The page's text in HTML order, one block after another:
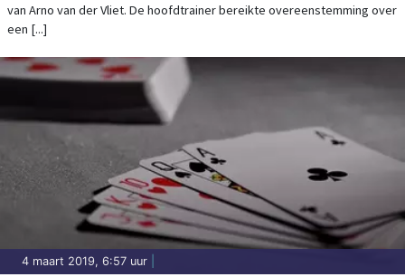
van Arno van der Vliet. De hoofdtrainer bereikte overeenstemming over
een [...]
4 maart 2019, 6:57 uur